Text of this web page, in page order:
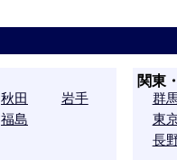
秋田
岩手
福島
関東
群
東
長